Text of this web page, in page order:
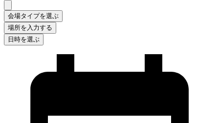
会場タイプを選ぶ
場所を入力する
日時を選ぶ